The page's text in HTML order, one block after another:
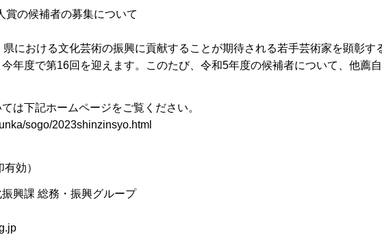
賞の候補者の募集について
における文化芸術の振興に貢献することが期待される若手芸術家を顕彰す
年度で第16回を迎えます。このたび、令和5年度の候補者について、他薦
は下記ホームページをご覧ください。
sogo/2023shinzinsyo.html
効）
興課 総務・振興グループ